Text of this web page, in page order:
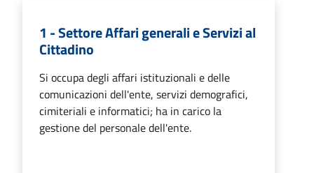
1 - Settore Affari generali e Servizi al
Cittadino
Si occupa degli affari istituzionali e delle
comunicazioni dell'ente, servizi demografici,
cimiteriali e informatici; ha in carico la
gestione del personale dell'ente.